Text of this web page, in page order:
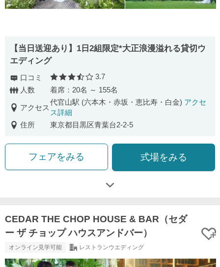
【当日送迎あり】1日2組限定*大正浪漫溢れる貸切ウ
エディング
口コミ 口コミ評価
3.7
人数
着席：20名 ～ 155名
アクセス
代官山駅 (六本木・赤坂・恵比寿・白金) アクセ
ス詳細
住所
東京都目黒区青葉台2-2-5
フェアをみる 式場をみる
CEDAR THE CHOP HOUSE & BAR（セダ
ー ザ チョップ ハウスアンドバー）
オンライン見学可能 レストランウエディング